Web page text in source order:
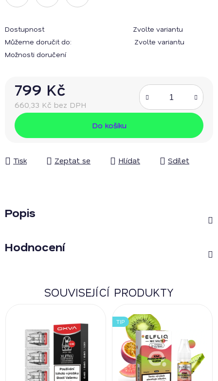
Dostupnost
Zvolte variantu
Můžeme doručit do:
Zvolte variantu
Možnosti doručení
799 Kč
660,33 Kč bez DPH
Měrná cena:
Do košíku
Tisk Zeptat se Hlídat Sdílet
Popis
Hodnocení
SOUVISEJÍCÍ PRODUKTY
TIP